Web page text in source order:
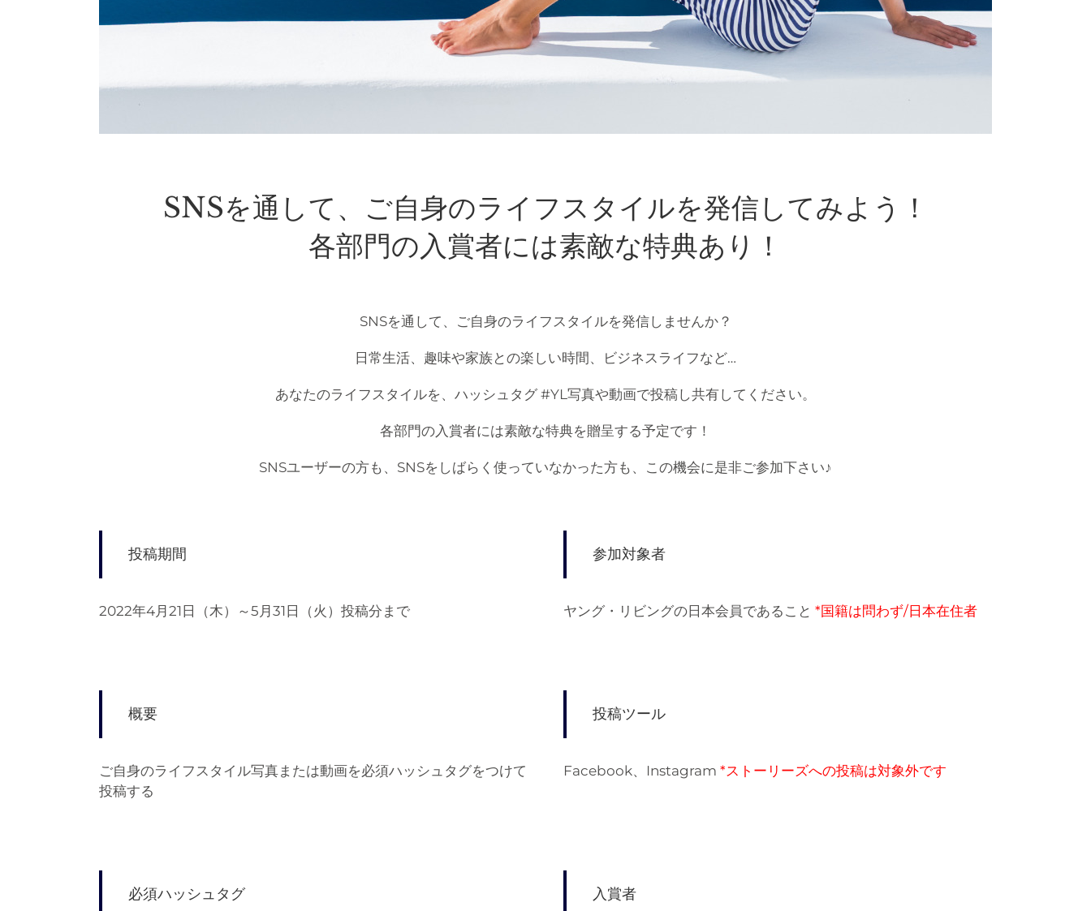
SNSを通して、ご自身のライフスタイルを発信してみよう！
各部門の入賞者には素敵な特典あり！
SNSを通して、ご自身のライフスタイルを発信しませんか？
日常生活、趣味や家族との楽しい時間、ビジネスライフなど…
あなたのライフスタイルを、ハッシュタグ #YL写真や動画で投稿し共有してください。
各部門の入賞者には素敵な特典を贈呈する予定です！
SNSユーザーの方も、SNSをしばらく使っていなかった方も、この機会に是非ご参加下さい♪
投稿期間
2022年4月21日（木）～5月31日（火）投稿分まで
参加対象者
ヤング・リビングの日本会員であること *国籍は問わず/日本在住者
概要
ご自身のライフスタイル写真または動画を必須ハッシュタグをつけて
投稿する
投稿ツール
Facebook、Instagram *ストーリーズへの投稿は対象外です
必須ハッシュタグ 入賞者